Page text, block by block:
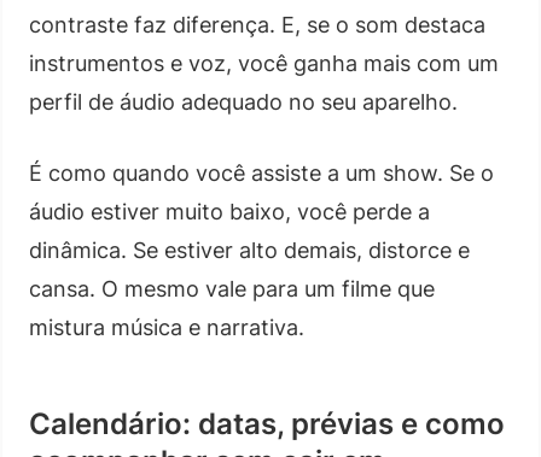
contraste faz diferença. E, se o som destaca
instrumentos e voz, você ganha mais com um
perfil de áudio adequado no seu aparelho.
É como quando você assiste a um show. Se o
áudio estiver muito baixo, você perde a
dinâmica. Se estiver alto demais, distorce e
cansa. O mesmo vale para um filme que
mistura música e narrativa.
Calendário: datas, prévias e como